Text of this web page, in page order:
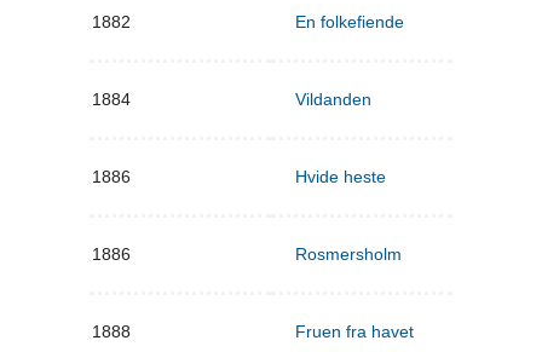
1882 En folkefiende
1884 Vildanden
1886 Hvide heste
1886 Rosmersholm
1888 Fruen fra havet